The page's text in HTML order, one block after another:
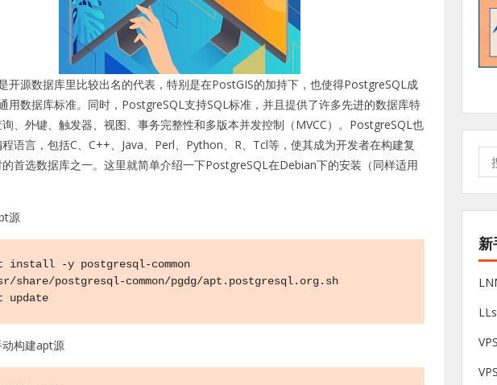
开源数据库里比较出名的代表，特别是在PostGIS的加持下，也使得PostgreSQL成
用数据库标准。同时，PostgreSQL支持SQL标准，并且提供了许多先进的数据库特
、外键、触发器、视图、事务完整性和多版本并发控制（MVCC）。PostgreSQL也
语言，包括C、C++、Java、Perl、Python、R、Tcl等，使其成为开发者在构建复
首选数据库之一。这里就简单介绍一下PostgreSQL在Debian下的安装（同样适用
源
install -y postgresql-common
share/postgresql-common/pgdg/apt.postgresql.org.sh
update
构建apt源
新